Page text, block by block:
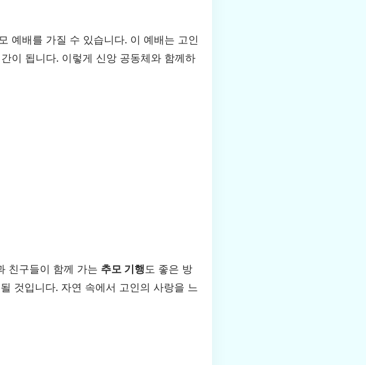
예배를 가질 수 있습니다. 이 예배는 고인
이 됩니다. 이렇게 신앙 공동체와 함께하
친구들이 함께 가는 추모 기행도 좋은 방
것입니다. 자연 속에서 고인의 사랑을 느